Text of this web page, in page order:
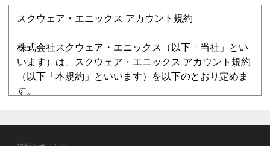
スクウェア・エニックス アカウント規約
株式会社スクウェア・エニックス（以下「当社」とい
います）は、スクウェア・エニックス アカウント規約
（以下「本規約」といいます）を以下のとおり定めま
す。